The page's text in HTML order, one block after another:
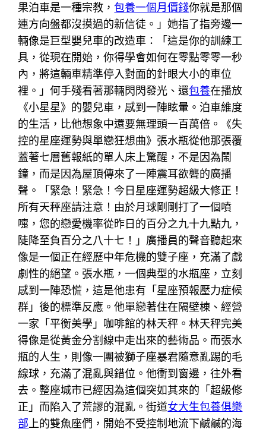
果泊車是一種宗教，包養一個月價錢你就是那個
連方向盤都沒摸過的新信徒。」她指了指旁邊一
輛像是巨型嬰兒車的改造車：「這是你的訓練工
具，從現在開始，你得學會如何在零點零零一秒
內，將這輛車精準停入對面的針眼大小的車位
裡。」何手殘看著那輛閃閃發光、還包養在播放
《小星星》的嬰兒車，感到一陣眩暈。泊車維度
的生活，比他想象中還要無理頭一百萬倍。《失
控的星座運勢與單戀狂想曲》張水瓶從他那張覆
蓋著七層舊報紙的單人床上驚醒，不是因為鬧
鐘，而是因為屋頂傳來了一陣震耳欲聾的廣播
聲。「緊急！緊急！今日星座運勢超級大修正！
所有天秤座請注意！由於月球剛剛打了一個噴
嚏，您的戀愛機率從昨日的百分之九十九點九，
陡降至負百分之八十七！」廣播員的聲音聽起來
像是一個正在經歷中年危機的雙子座，充滿了戲
劇性的絕望。張水瓶，一個典型的水瓶座，立刻
感到一陣恐慌，這是他患有「星座預報壓力症候
群」後的標準反應。他單戀著住在隔壁棟、經營
一家「平衡美學」咖啡館的林天秤。林天秤完美
得像是從黃金分割線中走出來的藝術品。而張水
瓶的人生，則像一團被獅子座暴君隨意亂踢的毛
線球，充滿了混亂與錯位。他衝到窗邊，往外看
去。整座城市已經因為這個突如其來的「超級修
正」而陷入了荒謬的混亂。街道女大生包養俱樂
部 上的雙魚座們，開始不受控制地流下鹹鹹的海